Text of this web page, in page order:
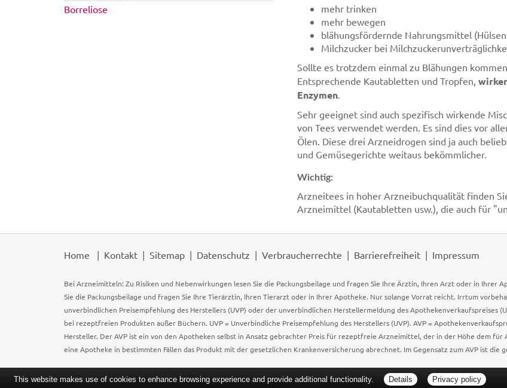
Borreliose
mehr trinken
mehr bewegen
blähungsfördernde Nahrungsmittel
Milchzucker bei
Sollte es trotzdem einmal zu Blähungen
Entsprechende Kautabletten und Tropfen,
Enzymen.
Sehr geeignet sind auch spezifisch wirkende
von Tees verwendet werden. Es sind dies vor
Ölen. Diese drei Arzneidrogen sind ja auch
und Gemüsegerichte weitaus bekömmlicher.
Wichtig:
Arzneitees in hoher Arzneibuchqualität finden
Arzneimittel (Kautabletten usw.), die auch für
Home Kontakt Sitemap Datenschutz Verbraucherrechte Barrierefreiheit Impressum
Bei Arzneimitteln: Zu Risiken und Nebenwirkungen lesen Sie die Packungsbeilage und fragen Sie Ihre Ärztin, Ihren Arzt oder in Ihrer
Sie die Packungsbeilage und fragen Sie Ihre Tierärztin, Ihren Tierarzt oder in Ihrer Apotheke. Nur solange Vorrat reicht. Irrtum
unverbindlichen Preisempfehlung des Herstellers (UVP) oder der unverbindlichen Herstellermeldung des Apothekenverkaufspreises
bei rezeptfreien Produkten außer Büchern. UVP = Unverbindliche Preisempfehlung des Herstellers (UVP). AVP =
Hersteller. Der AVP ist ein von den Apotheken selbst in Ansatz gebrachter Preis für rezeptfreie Arzneimittel, der in der Höhe dem
eine Apotheke in bestimmten Fällen das Produkt mit der gesetzlichen Krankenversicherung abrechnet. Im Gegensatz zum AVP ist die
This website makes use of cookies to enhance browsing experience and provide additional functionality. Details Privacy policy